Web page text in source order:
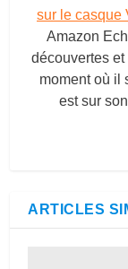
sur le casque
Amazon
découvertes
moment où il
est sur
ARTICLES